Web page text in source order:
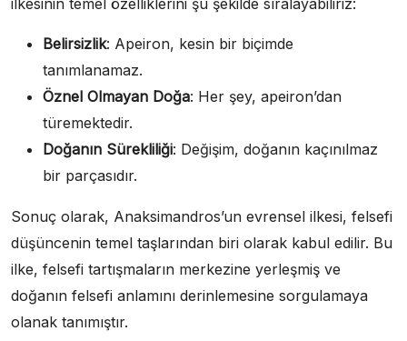
ilkesinin temel özelliklerini şu şekilde sıralayabiliriz:
Belirsizlik: Apeiron, kesin bir biçimde
tanımlanamaz.
Öznel Olmayan Doğa: Her şey, apeiron’dan
türemektedir.
Doğanın Sürekliliği: Değişim, doğanın kaçınılmaz
bir parçasıdır.
Sonuç olarak, Anaksimandros’un evrensel ilkesi, felsefi
düşüncenin temel taşlarından biri olarak kabul edilir. Bu
ilke, felsefi tartışmaların merkezine yerleşmiş ve
doğanın felsefi anlamını derinlemesine sorgulamaya
olanak tanımıştır.